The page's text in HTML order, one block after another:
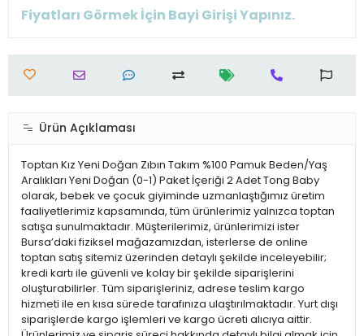
Fiyatları Görmek İçin Bayi Girişi Yapınız.
Ürün Açıklaması
Toptan Kız Yeni Doğan Zıbın Takım %100 Pamuk Beden/Yaş
Aralıkları Yeni Doğan (0-1) Paket İçeriği 2 Adet Tong Baby
olarak, bebek ve çocuk giyiminde uzmanlaştığımız üretim
faaliyetlerimiz kapsamında, tüm ürünlerimiz yalnızca toptan
satışa sunulmaktadır. Müşterilerimiz, ürünlerimizi ister
Bursa’daki fiziksel mağazamızdan, isterlerse de online
toptan satış sitemiz üzerinden detaylı şekilde inceleyebilir;
kredi kartı ile güvenli ve kolay bir şekilde siparişlerini
oluşturabilirler. Tüm siparişleriniz, adrese teslim kargo
hizmeti ile en kısa sürede tarafınıza ulaştırılmaktadır. Yurt dışı
siparişlerde kargo işlemleri ve kargo ücreti alıcıya aittir.